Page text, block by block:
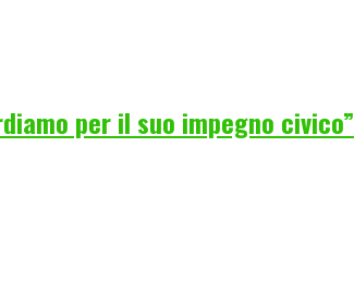
per il suo impegno civico”